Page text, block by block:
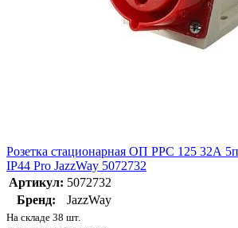
Розетка стационарная ОП PPC 125 32А
IP44 Pro JazzWay 5072732
Артикул: 5072732
Бренд:
JazzWay
На складе 38 шт.